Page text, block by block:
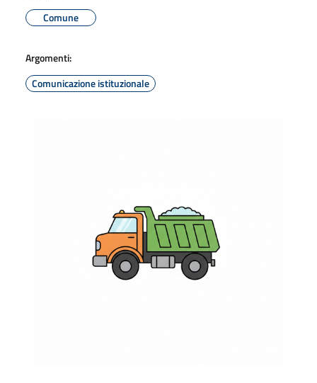
Comune
Argomenti:
Comunicazione istituzionale